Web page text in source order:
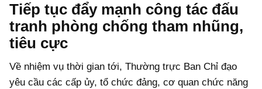
Tiếp tục đẩy mạnh công tác đấu
tranh phòng chống tham nhũng,
tiêu cực
Về nhiệm vụ thời gian tới, Thường trực Ban Chỉ đạo
yêu cầu các cấp ủy, tổ chức đảng, cơ quan chức năng